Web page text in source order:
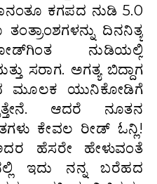
ಕಗಪದ ನುಡಿ 5.0
ದಿನನಿತ್ಯ
ನುಡಿಯಲ್ಲಿ
ಸರಾಗ. ಅಗತ್ಯ ಬಿದ್ದಾಗ
ಮೂಲಕ ಯುನಿಕೋಡಿಗೆ
ಆದರೆ ನೂತನ
ಕೇವಲ ರೀಡ್‌ ಓನ್ಲಿ!
ಹೆಸರೇ ಹೇಳುವಂತೆ
ಇದು ನನ್ನ ಬರೆಹದ